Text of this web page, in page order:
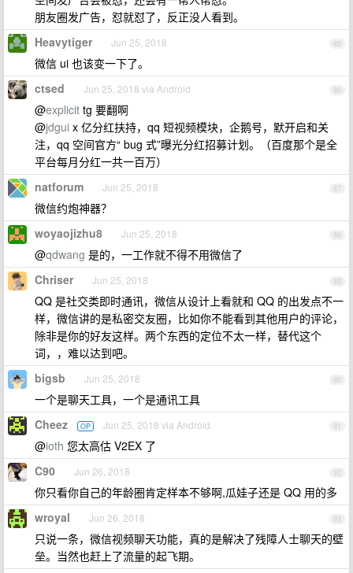
朋友圈发广告，怼就怼了，反正没人看到。
85
Heavytiger Jun 25, 2018
微信 ui 也该变一下了。
86
ctsed Jun 25, 2018 via Android
@explicit tg 要翻啊
@jdgui x 亿分红扶持，qq 短视频模块，企鹅号，默开启和关
注，qq 空间官方“ bug 式”曝光分红招募计划。（百度那个是全
平台每月分红一共一百万）
87
natforum Jun 25, 2018
微信约炮神器？
88
woyaojizhu8 Jun 25, 2018
@qdwang 是的，一工作就不得不用微信了
89
Chriser Jun 25, 2018
QQ 是社交类即时通讯，微信从设计上看就和 QQ 的出发点不一
样，微信讲的是私密交友圈，比如你不能看到其他用户的评论，
除非是你的好友这样。两个东西的定位不太一样，替代这个
词，，难以达到吧。
90
bigsb Jun 25, 2018
一个是聊天工具，一个是通讯工具
91
Cheez OP Jun 25, 2018 via Android
@ioth 您太高估 V2EX 了
92
C90 Jun 26, 2018
你只看你自己的年龄圈肯定样本不够啊,瓜娃子还是 QQ 用的多
93
wroyal Jun 26, 2018
只说一条，微信视频聊天功能，真的是解决了残障人士聊天的壁
垒。当然也赶上了流量的起飞期。